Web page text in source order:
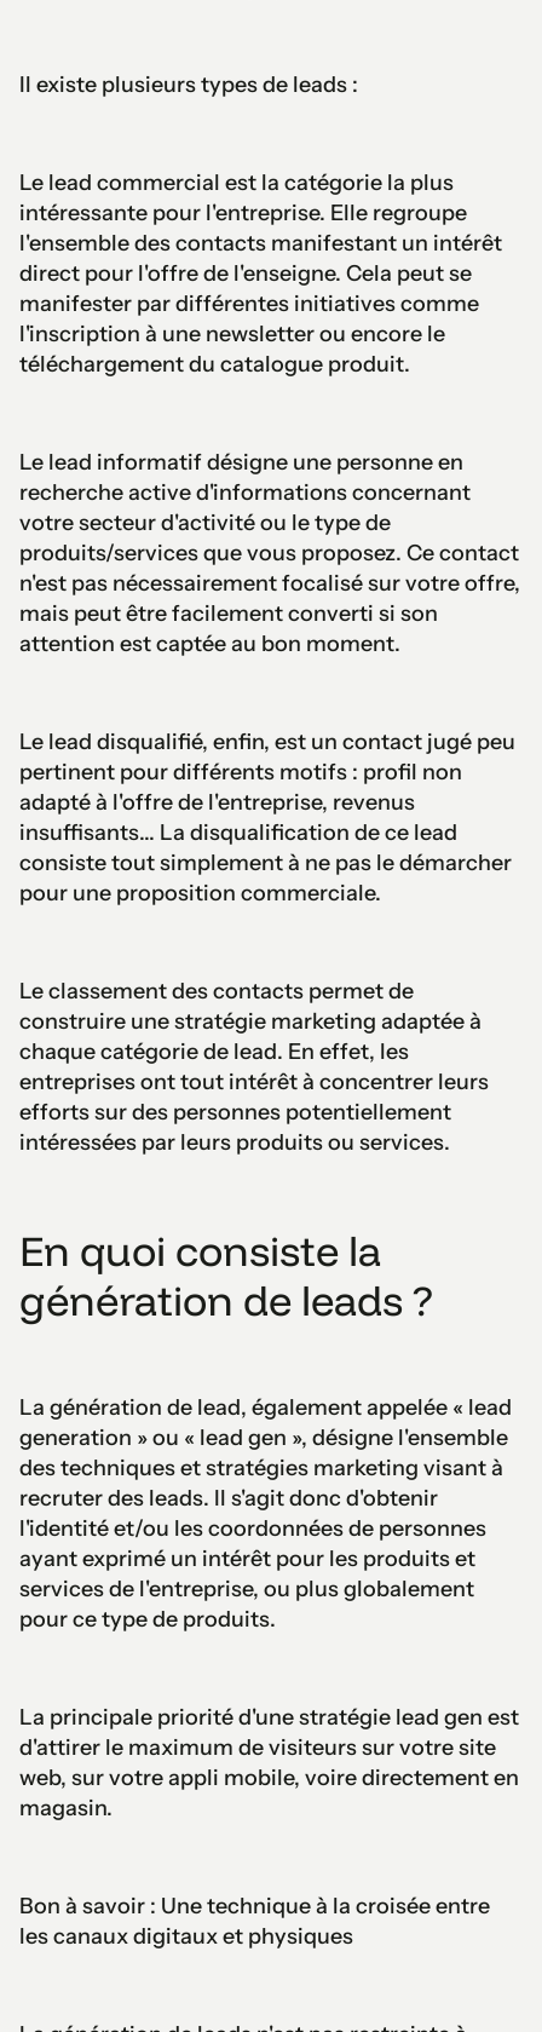
Il existe plusieurs types de leads :
Le lead commercial est la catégorie la plus
intéressante pour l'entreprise. Elle regroupe
l'ensemble des contacts manifestant un intérêt
direct pour l'offre de l'enseigne. Cela peut se
manifester par différentes initiatives comme
l'inscription à une newsletter ou encore le
téléchargement du catalogue produit.
Le lead informatif désigne une personne en
recherche active d'informations concernant
votre secteur d'activité ou le type de
produits/services que vous proposez. Ce contact
n'est pas nécessairement focalisé sur votre offre,
mais peut être facilement converti si son
attention est captée au bon moment.
Le lead disqualifié, enfin, est un contact jugé peu
pertinent pour différents motifs : profil non
adapté à l'offre de l'entreprise, revenus
insuffisants... La disqualification de ce lead
consiste tout simplement à ne pas le démarcher
pour une proposition commerciale.
Le classement des contacts permet de
construire une stratégie marketing adaptée à
chaque catégorie de lead. En effet, les
entreprises ont tout intérêt à concentrer leurs
efforts sur des personnes potentiellement
intéressées par leurs produits ou services.
En quoi consiste la
génération de leads ?
La génération de lead, également appelée « lead
generation » ou « lead gen », désigne l'ensemble
des techniques et stratégies marketing visant à
recruter des leads. Il s'agit donc d'obtenir
l'identité et/ou les coordonnées de personnes
ayant exprimé un intérêt pour les produits et
services de l'entreprise, ou plus globalement
pour ce type de produits.
La principale priorité d'une stratégie lead gen est
d'attirer le maximum de visiteurs sur votre site
web, sur votre appli mobile, voire directement en
magasin.
Bon à savoir : Une technique à la croisée entre
les canaux digitaux et physiques